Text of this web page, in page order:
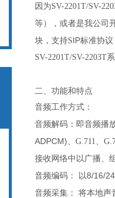
因为SV-2201T/SV-
等），或者是我公司
块，支持SIP标准协
SV-2201T/SV-2203T
二、功能和特点
音频工作方式：
音频解码 ： 即音频播
ADPCM)、G.711、
接收网络中以广播、
音频编码 ：
以8/16/
音频采集：
将本地声